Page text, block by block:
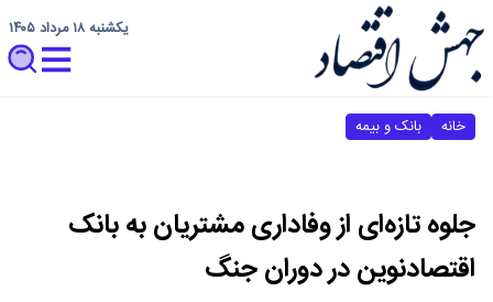
یکشنبه ۱۸ مرداد ۱۴۰۵
خانه بانک و بیمه
جلوه تازه‌ای از وفاداری مشتریان به بانک
اقتصادنوین در دوران جنگ